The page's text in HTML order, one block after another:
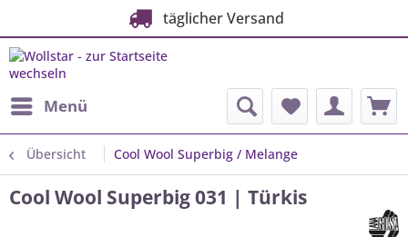
täglicher Versand
Menü
Übersicht Cool Wool Superbig / Melange
Cool Wool Superbig 031 | Türkis